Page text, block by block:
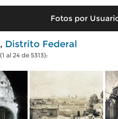
Fotos por
Distrito Federal
al 24 de 5313):